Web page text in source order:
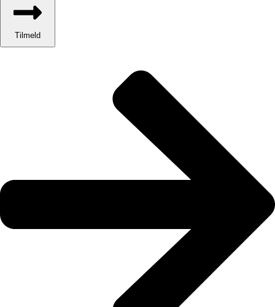
Tilmeld